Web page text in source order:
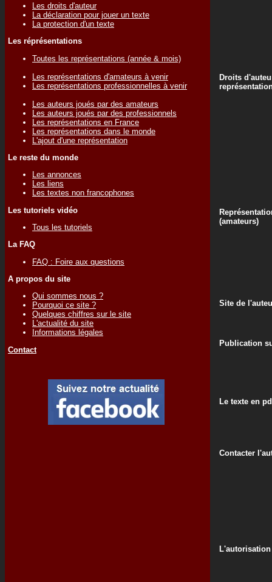
Les droits d'auteur
La déclaration pour jouer un texte
La protection d'un texte
Les réprésentations
Toutes les représentations (année & mois)
Les représentations d'amateurs à venir
Les représentations professionnelles à venir
Les auteurs joués par des amateurs
Les auteurs joués par des professionnels
Les représentations en France
Les représentations dans le monde
L'ajout d'une représentation
Le reste du monde
Les annonces
Les liens
Les textes non francophones
Les tutoriels vidéo
Tous les tutoriels
La FAQ
FAQ : Foire aux questions
A propos du site
Qui sommes nous ?
Pourquoi ce site ?
Quelques chiffres sur le site
L'actualité du site
Informations légales
Contact
Droits
(amateurs)
Site de
Publication
Le texte en
Contacter
L'autorisation